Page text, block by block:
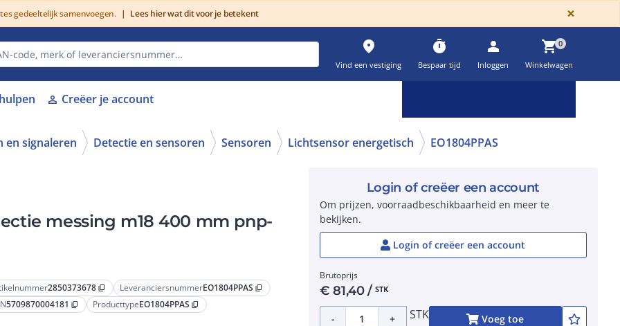
gedeeltelijk samenvoegen. | Lees hier wat dit voor je betekent ×
place
Vind een vestiging
timer
Bespaar tijd
person
Inloggen
shopping_cart0
Winkelwagen
person Creëer je account
en signaleren Detectie en sensoren Sensoren Lichtsensor energetisch EO1804PPAS
messing m18 400 mm pnp-
2850373678 content_copy LeveranciersnummerEO1804PPAS content_copy
5709870004181 content_copy ProducttypeEO1804PPAS content_copy
Login of creëer een account
Om prijzen, voorraadbeschikbaarheid en meer te
bekijken.
Login of creëer een account
Brutoprijs
€81,40/ STK
- + STK Voeg toe